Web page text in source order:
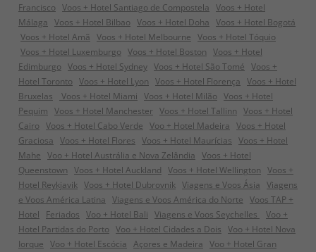
Francisco Voos + Hotel Santiago de Compostela Voos + Hotel
Málaga Voos + Hotel Bilbao Voos + Hotel Doha Voos + Hotel Bogotá
Voos + Hotel Amã Voos + Hotel Melbourne Voos + Hotel Tóquio
Voos + Hotel Luxemburgo Voos + Hotel Boston Voos + Hotel
Edimburgo Voos + Hotel Sydney Voos + Hotel São Tomé Voos +
Hotel Toronto Voos + Hotel Lyon Voos + Hotel Florença Voos + Hotel
Bruxelas
Voos + Hotel Miami Voos + Hotel Milão Voos + Hotel
Pequim Voos + Hotel Manchester Voos + Hotel Tallinn Voos + Hotel
Cairo Voos + Hotel Cabo Verde Voo + Hotel Madeira Voos + Hotel
Graciosa Voos + Hotel Flores Voos + Hotel Maurícias Voos + Hotel
Mahe Voo + Hotel Austrália e Nova Zelândia Voos + Hotel
Queenstown Voos + Hotel Auckland Voos + Hotel Wellington Voos +
Hotel Reykjavik Voos + Hotel Dubrovnik Viagens e Voos Ásia Viagens
e Voos América Latina Viagens e Voos América do Norte Voos TAP +
Hotel
Feriados Voo + Hotel Bali Viagens e Voos Seychelles
Voo +
Hotel Partidas do Porto Voo + Hotel Cidades a Dois Voo + Hotel Nova
Iorque Voo + Hotel Escócia Açores e Madeira Voo + Hotel Gran